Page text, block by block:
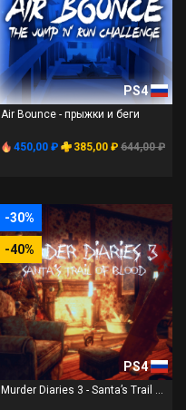
PS4
Air Bounce - прыжки и беги
450,00 ₽ 385,00 ₽ 644,00 ₽
-30%
-40%
PS4
Murder Diaries 3 - Santa’s Trail ...